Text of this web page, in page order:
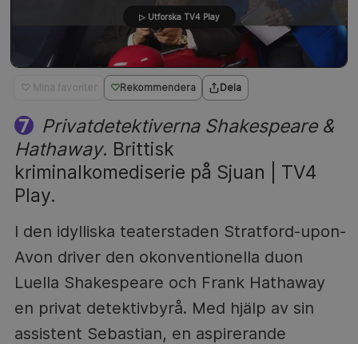
♡ Mina favoriter Rekommendera Dela
Privatdetektiverna Shakespeare &
Hathaway. Brittisk
kriminalkomediserie på Sjuan | TV4
Play.
I den idylliska teaterstaden Stratford-upon-
Avon driver den okonventionella duon
Luella Shakespeare och Frank Hathaway
en privat detektivbyrå. Med hjälp av sin
assistent Sebastian, en aspirerande
▷ Utforska TV4 Play